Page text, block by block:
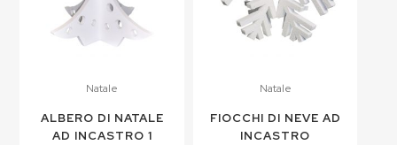
Natale
ALBERO DI NATALE
AD INCASTRO 1
Natale
FIOCCHI DI NEVE AD
INCASTRO